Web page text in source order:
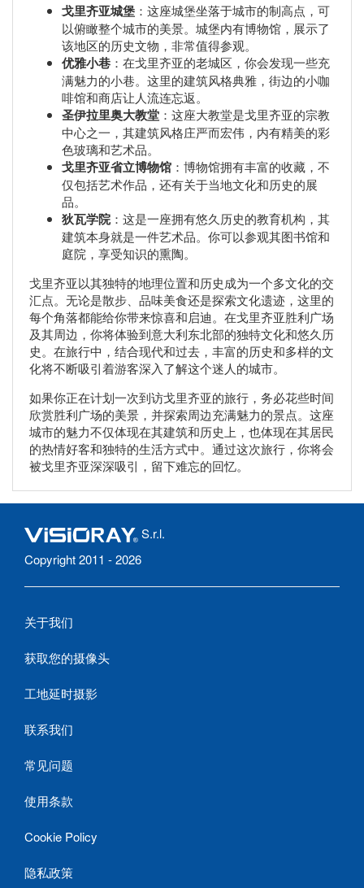
戈里齐亚城堡 ：这座城堡坐落于城市的制高点，可
以俯瞰整个城市的美景。城堡内有博物馆，展示了
该地区的历史文物，非常值得参观。
优雅小巷 ：在戈里齐亚的老城区，你会发现一些充
满魅力的小巷。这里的建筑风格典雅，街边的小咖
啡馆和商店让人流连忘返。
圣伊拉里奥大教堂 ：这座大教堂是戈里齐亚的宗教
中心之一，其建筑风格庄严而宏伟，内有精美的彩
色玻璃和艺术品。
戈里齐亚省立博物馆 ：博物馆拥有丰富的收藏，不
仅包括艺术作品，还有关于当地文化和历史的展
品。
狄瓦学院：这是一座拥有悠久历史的教育机构，其
建筑本身就是一件艺术品。你可以参观其图书馆和
庭院，享受知识的熏陶。
戈里齐亚以其独特的地理位置和历史成为一个多文化的交
汇点。无论是散步、品味美食还是探索文化遗迹，这里的
每个角落都能给你带来惊喜和启迪。在戈里齐亚胜利广场
及其周边，你将体验到意大利东北部的独特文化和悠久历
史。在旅行中，结合现代和过去，丰富的历史和多样的文
化将不断吸引着游客深入了解这个迷人的城市。
如果你正在计划一次到访戈里齐亚的旅行，务必花些时间
欣赏胜利广场的美景，并探索周边充满魅力的景点。这座
城市的魅力不仅体现在其建筑和历史上，也体现在其居民
的热情好客和独特的生活方式中。通过这次旅行，你将会
被戈里齐亚深深吸引，留下难忘的回忆。
S.r.l.
Copyright 2011 - 2026
关于我们
获取您的摄像头
工地延时摄影
联系我们
常见问题
使用条款
Cookie Policy
隐私政策